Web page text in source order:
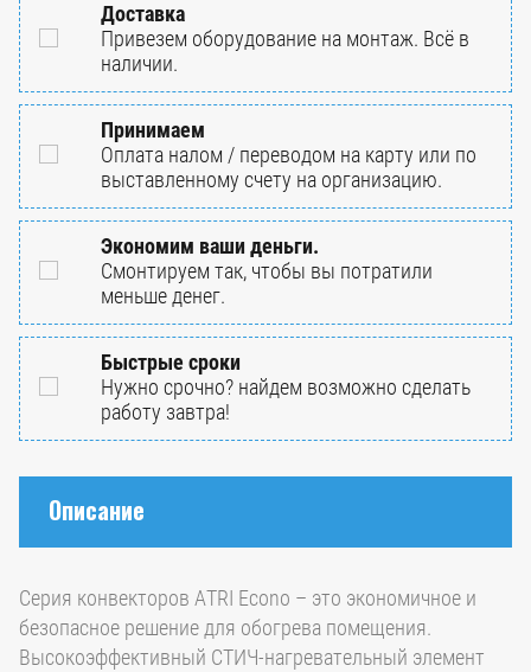
Доставка
Привезем оборудование на монтаж. Всё в
наличии.
Принимаем
Оплата налом / переводом на карту или по
выставленному счету на организацию.
Экономим ваши деньги.
Смонтируем так, чтобы вы потратили
меньше денег.
Быстрые сроки
Нужно срочно? найдем возможно сделать
работу завтра!
Описание
Серия конвекторов ATRI Econo – это экономичное и
безопасное решение для обогрева помещения.
Высокоэффективный СТИЧ-нагревательный элемент